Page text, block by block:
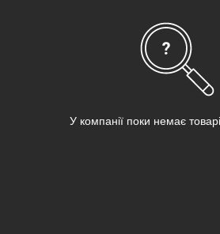
У компанії поки немає